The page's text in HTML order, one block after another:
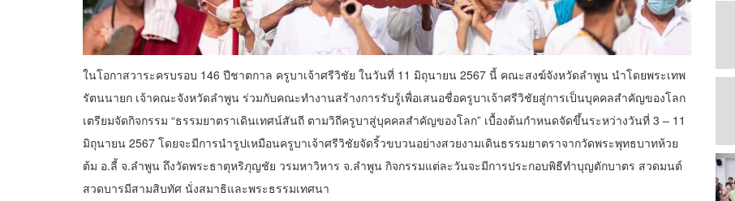
ในโอกาสวาระครบรอบ 146 ปีชาตกาล ครูบาเจ้าศรีวิชัย ในวันที่ 11 มิถุนายน 2567 นี้ คณะสงฆ์จังหวัดลำพูน นำโดยพระเทพ
รัตนนายก เจ้าคณะจังหวัดลำพูน ร่วมกับคณะทำงานสร้างการรับรู้เพื่อเสนอชื่อครูบาเจ้าศรีวิชัยสู่การเป็นบุคคลสำคัญของโลก
เตรียมจัดกิจกรรม “ธรรมยาตราเดินเทศน์สันถี ตามวิถีครูบาสู่บุคคลสำคัญของโลก” เบื้องต้นกำหนดจัดขึ้นระหว่างวันที่ 3 – 11
มิถุนายน 2567 โดยจะมีการนำรูปเหมือนครูบาเจ้าศรีวิชัยจัดริ้วขบวนอย่างสวยงามเดินธรรมยาตราจากวัดพระพุทธบาทห้วย
ต้ม อ.ลี้ จ.ลำพูน ถึงวัดพระธาตุหริภุญชัย วรมหาวิหาร จ.ลำพูน กิจกรรมแต่ละวันจะมีการประกอบพิธีทำบุญตักบาตร สวดมนต์
สวดบารมีสามสิบทัศ นั่งสมาธิและพระธรรมเทศนา